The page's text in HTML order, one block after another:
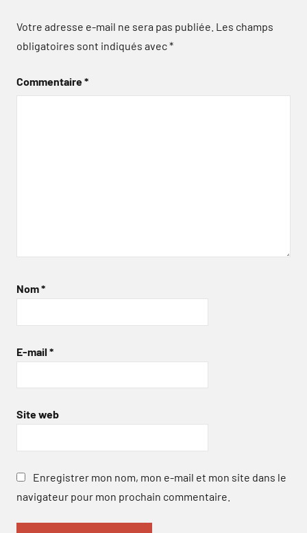
Votre adresse e-mail ne sera pas publiée. Les champs
obligatoires sont indiqués avec*
Commentaire*
Nom*
E-mail *
Site web
Enregistrer mon nom, mon e-mail et mon site dans le
navigateur pour mon prochain commentaire.